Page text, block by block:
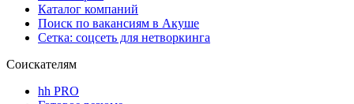
Каталог компаний
Поиск по вакансиям в Акуше
Сетка: соцсеть для нетворкинга
Соискателям
hh PRO